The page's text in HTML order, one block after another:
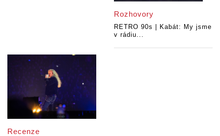
Rozhovory
RETRO 90s | Kabát: My jsme
v rádiu...
Recenze